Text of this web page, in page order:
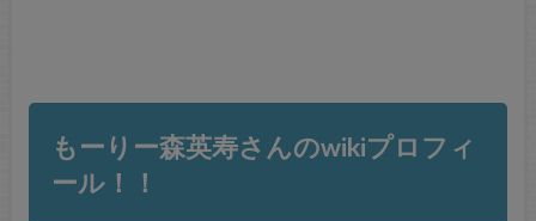
もーりー森英寿さんのwikiプロフィ
ール！！